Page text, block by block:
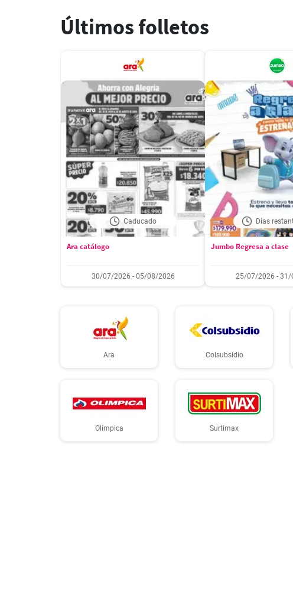
Últimos folletos
Caducado
Ara catálogo
30/07/2026 - 05/08/2026
Días
Jumbo Regresa a clase
25/07/2026 - 31/
Ara Colsubsidio
Olímpica Surtimax